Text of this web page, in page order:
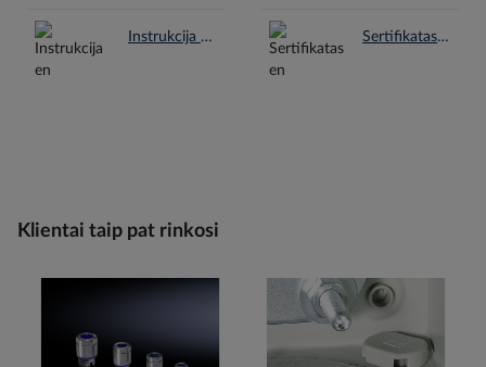
Instrukcija en.pdf Sertifikatas en.pdf
Klientai taip pat rinkosi